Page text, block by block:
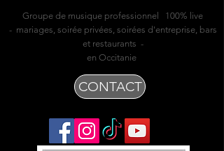
Groupe de musique professionnel 100% live
- mariages, soirée privées, soirées d'entreprise, bars
et restaurants -
en Occitanie
CONTACT